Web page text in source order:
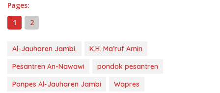
Pages:
1
2
Al-Jauharen Jambi.
K.H. Ma’ruf Amin
Pesantren An-Nawawi
pondok pesantren
Ponpes Al-Jauharen Jambi
Wapres